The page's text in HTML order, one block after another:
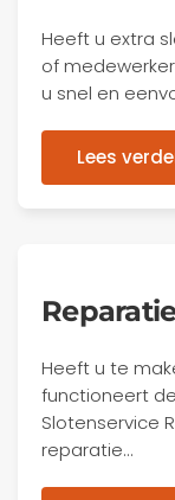
Heeft u extra
of
u snel en
Lees
Heeft u te
functioneert
Slotenservice
reparatie…